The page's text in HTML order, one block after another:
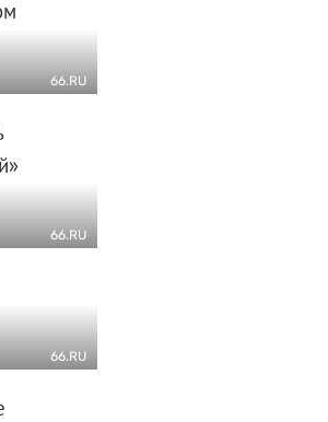
66.RU
66.RU
66.RU